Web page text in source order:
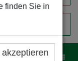
finden Sie in